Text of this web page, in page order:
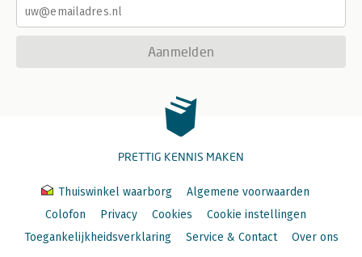
Aanmelden
PRETTIG KENNIS MAKEN
Thuiswinkel waarborg
Algemene voorwaarden
Colofon
Privacy Cookies
Cookie instellingen
Toegankelijkheidsverklaring
Service & Contact Over ons